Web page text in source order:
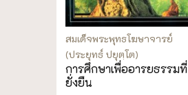
สมเด็จพระพุทธโฆษาจารย์
(ประยุทธ์ ปยุตฺโต)
การศึกษาเพื่ออารยธรรมที่
ยั่งยืน